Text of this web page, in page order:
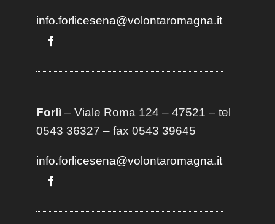
info.forlicesena@volontaromagna.it
Forlì – Viale Roma 124 – 47521 – tel
0543 36327 – fax 0543 39645
info.forlicesena@volontaromagna.it